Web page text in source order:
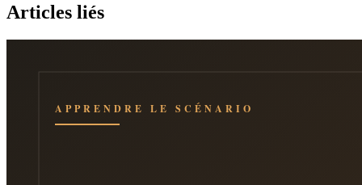
Articles liés